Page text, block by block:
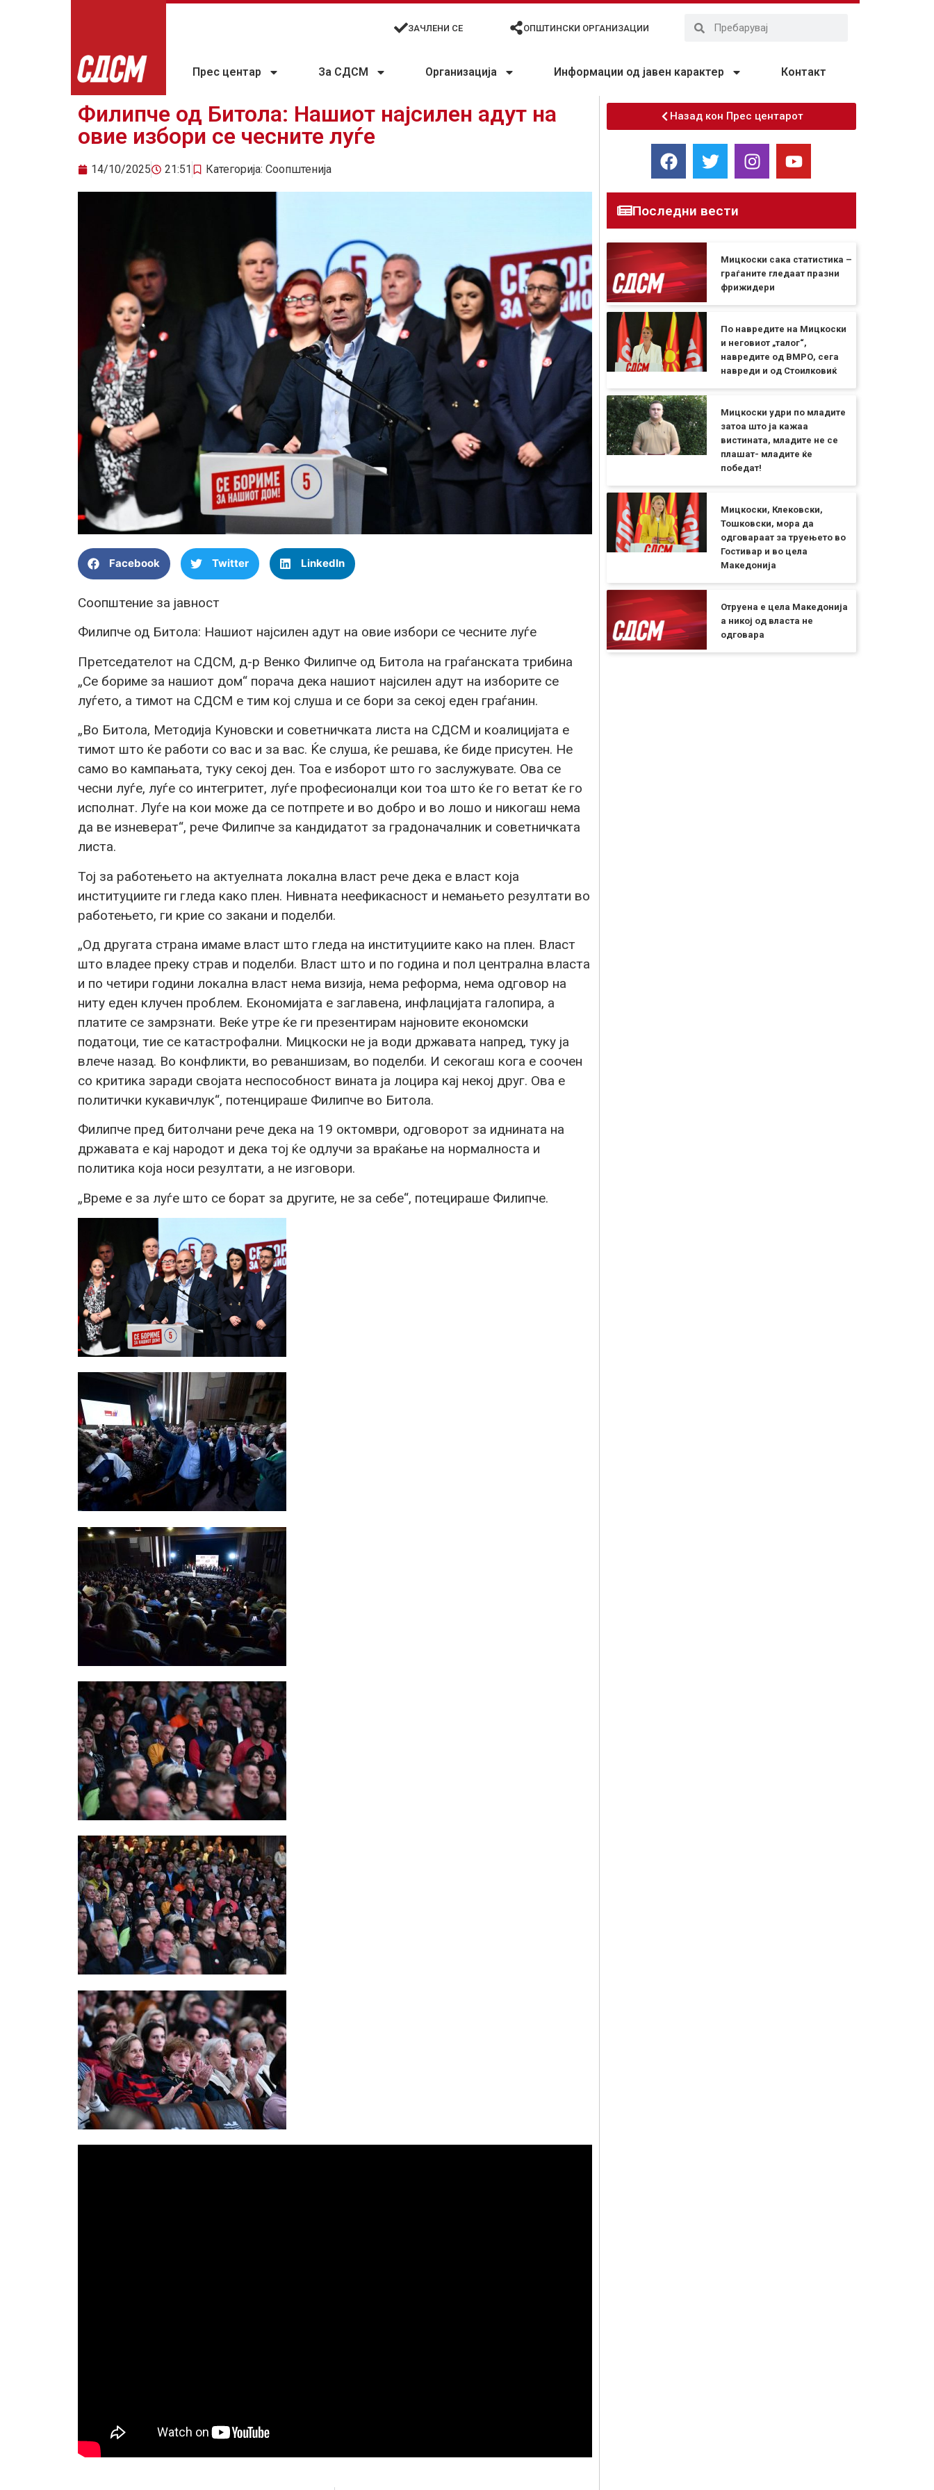
ЗАЧЛЕНИ СЕ ОПШТИНСКИ ОРГАНИЗАЦИИ
Прес центар За СДСМ Организација Информации од јавен карактер Контакт
Филипче од Битола: Нашиот најсилен адут на
овие избори се чесните луѓе
14/10/2025 21:51 Категорија: Соопштенија
Facebook Twitter LinkedIn
Соопштение за јавност
Филипче од Битола: Нашиот најсилен адут на овие избори се чесните луѓе
Претседателот на СДСМ, д-р Венко Филипче од Битола на граѓанската трибина
„Се бориме за нашиот дом“ порача дека нашиот најсилен адут на изборите се
луѓето, а тимот на СДСМ е тим кој слуша и се бори за секој еден граѓанин.
„Во Битола, Методија Куновски и советничката листа на СДСМ и коалицијата е
тимот што ќе работи со вас и за вас. Ќе слуша, ќе решава, ќе биде присутен. Не
само во кампањата, туку секој ден. Тоа е изборот што го заслужувате. Ова се
чесни луѓе, луѓе со интегритет, луѓе професионалци кои тоа што ќе го ветат ќе го
исполнат. Луѓе на кои може да се потпрете и во добро и во лошо и никогаш нема
да ве изневерат“, рече Филипче за кандидатот за градоначалник и советничката
листа.
Тој за работењето на актуелната локална власт рече дека е власт која
институциите ги гледа како плен. Нивната неефикасност и немањето резултати во
работењето, ги крие со закани и поделби.
„Од другата страна имаме власт што гледа на институциите како на плен. Власт
што владее преку страв и поделби. Власт што и по година и пол централна власта
и по четири години локална власт нема визија, нема реформа, нема одговор на
ниту еден клучен проблем. Економијата е заглавена, инфлацијата галопира, а
платите се замрзнати. Веќе утре ќе ги презентирам најновите економски
податоци, тие се катастрофални. Мицкоски не ја води државата напред, туку ја
влече назад. Во конфликти, во реваншизам, во поделби. И секогаш кога е соочен
со критика заради својата неспособност вината ја лоцира кај некој друг. Ова е
политички кукавичлук“, потенцираше Филипче во Битола.
Филипче пред битолчани рече дека на 19 октомври, одговорот за иднината на
државата е кај народот и дека тој ќе одлучи за враќање на нормалноста и
политика која носи резултати, а не изговори.
„Време е за луѓе што се борат за другите, не за себе“, потецираше Филипче.
Назад кон Прес центарот
Последни вести
Мицкоски сака статистика –
граѓаните гледаат празни
фрижидери
По навредите на Мицкоски
и неговиот „талог“,
навредите од ВМРО, сега
навреди и од Стоилковиќ
Мицкоски удри по младите
затоа што ја кажаа
вистината, младите не се
плашат- младите ќе
победат!
Мицкоски, Клековски,
Тошковски, мора да
одговараат за труењето во
Гостивар и во цела
Македонија
Отруена е цела Македонија
а никој од власта не
одговара